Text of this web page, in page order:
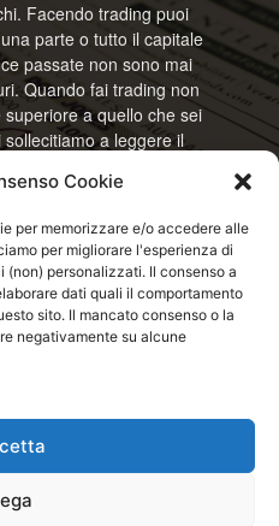
Cookie
per memorizzare e/o accedere alle
per migliorare l'esperienza di
(non) personalizzati. Il consenso a
dati quali il comportamento
sito. Il mancato consenso o la
negativamente su alcune
Facendo trading puoi
parte o tutto il capitale
passate non sono mai
Quando fai trading non
a quello che sei
a leggere il
genere di consulenza
sull’utilizzo delle
ad accedere o
servizio disponibile
termini e condizioni